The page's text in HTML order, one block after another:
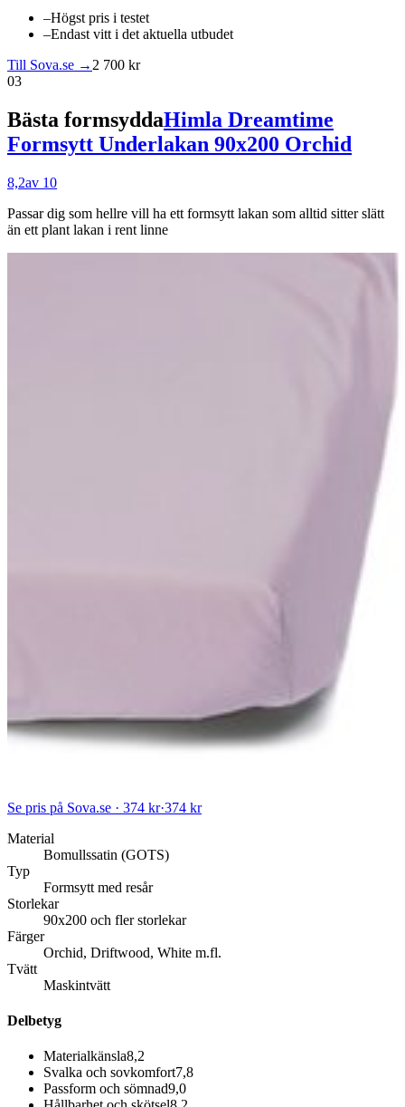
–Högst pris i testet
–Endast vitt i det aktuella utbudet
Till Sova.se → 2 700 kr
03
Bästa formsyddaHimla Dreamtime
Formsytt Underlakan 90x200 Orchid
8,2av 10
Passar dig som hellre vill ha ett formsytt lakan som alltid sitter slätt
än ett plant lakan i rent linne
Se pris på Sova.se · 374 kr·374 kr
Material
Bomullssatin (GOTS)
Typ
Formsytt med resår
Storlekar
90x200 och fler storlekar
Färger
Orchid, Driftwood, White m.fl.
Tvätt
Maskintvätt
Delbetyg
Materialkänsla8,2
Svalka och sovkomfort7,8
Passform och sömnad9,0